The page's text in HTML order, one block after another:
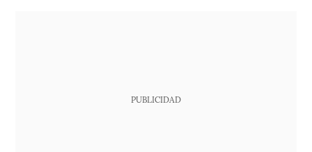
PUBLICIDAD